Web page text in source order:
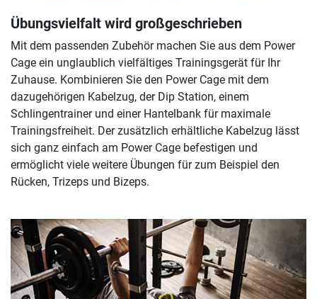
Übungsvielfalt wird großgeschrieben
Mit dem passenden Zubehör machen Sie aus dem Power
Cage ein unglaublich vielfältiges Trainingsgerät für Ihr
Zuhause. Kombinieren Sie den Power Cage mit dem
dazugehörigen Kabelzug, der Dip Station, einem
Schlingentrainer und einer Hantelbank für maximale
Trainingsfreiheit. Der zusätzlich erhältliche Kabelzug lässt
sich ganz einfach am Power Cage befestigen und
ermöglicht viele weitere Übungen für zum Beispiel den
Rücken, Trizeps und Bizeps.